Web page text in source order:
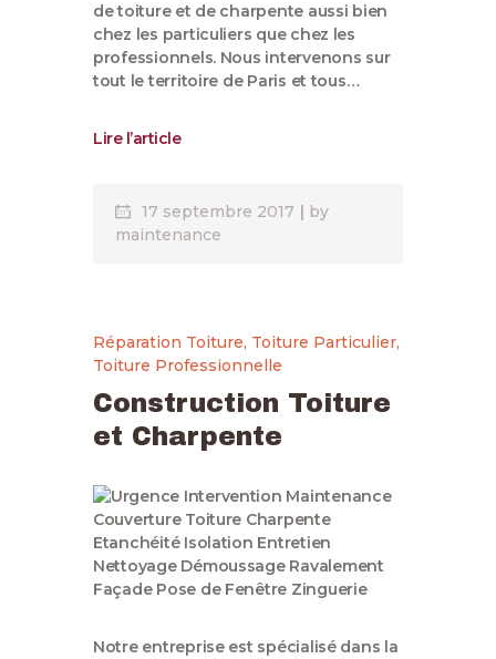
de toiture et de charpente aussi bien
chez les particuliers que chez les
professionnels. Nous intervenons sur
tout le territoire de Paris et tous…
Lire l’article
17 septembre 2017
by
maintenance
Réparation Toiture, Toiture Particulier,
Toiture Professionnelle
Construction Toiture
et Charpente
Notre entreprise est spécialisé dans la